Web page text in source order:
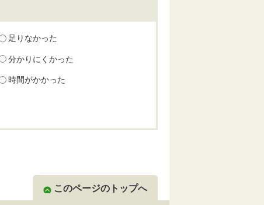
足りなかった
分かりにくかった
時間がかかった
このページのトップへ